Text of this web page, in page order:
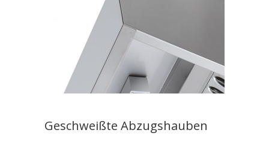
Geschweißte Abzugshauben